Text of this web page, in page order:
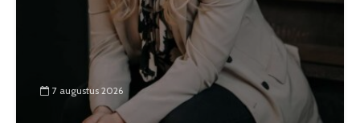
7 augustus 2026